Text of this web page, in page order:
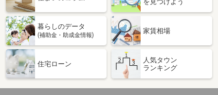
暮らしのデータ
(補助金・助成金情報)
家賃相場
住宅ローン
人気タウン
ランキング